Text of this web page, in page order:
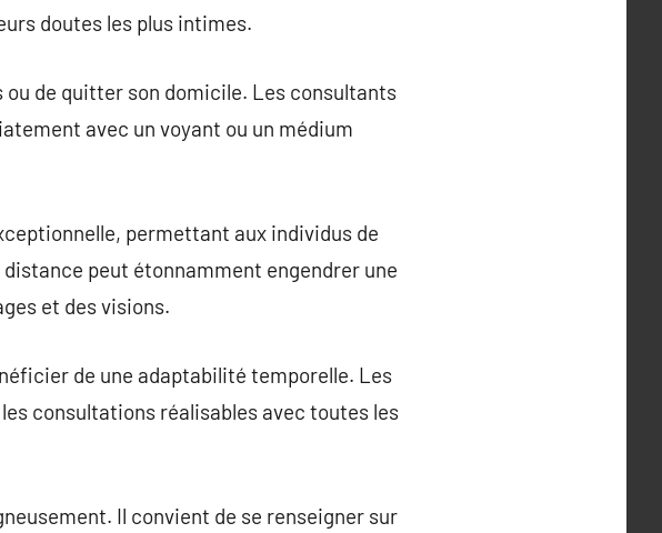
doutes les plus intimes.
ou de quitter son domicile. Les consultants
avec un voyant ou un médium
permettant aux individus de
peut étonnamment engendrer une
et des visions.
de une adaptabilité temporelle. Les
consultations réalisables avec toutes les
Il convient de se renseigner sur